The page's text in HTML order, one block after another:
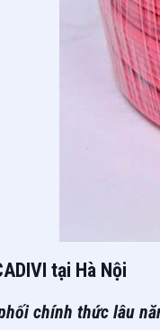
tại Hà Nội
chính thức lâu